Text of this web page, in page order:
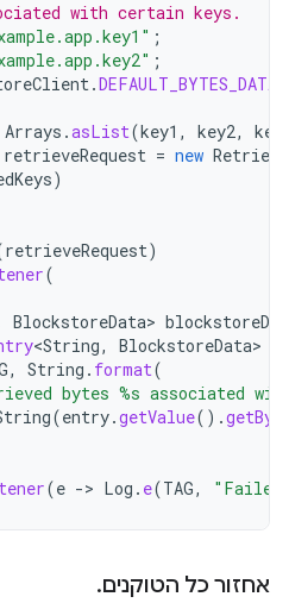
with certain keys.
;
;
.
Arrays .asList(key1 , key2,
retrieveRequest = new
)
retrieveRequest)
(
BlockstoreData>
<String, BlockstoreData>
, String . format(
bytes %s associated
(entry.getValue().
(e -> Log . e(TAG,
אחזור כל הטוקנים.